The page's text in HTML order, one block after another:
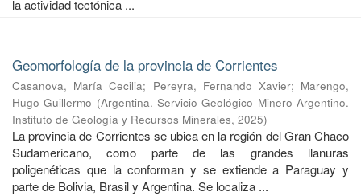
la actividad tectónica ...
Geomorfología de la provincia de Corrientes
Casanova, María Cecilia; Pereyra, Fernando Xavier; Marengo,
Hugo Guillermo (Argentina. Servicio Geológico Minero Argentino.
Instituto de Geología y Recursos Minerales, 2025)
La provincia de Corrientes se ubica en la región del Gran Chaco
Sudamericano, como parte de las grandes llanuras
poligenéticas que la conforman y se extiende a Paraguay y
parte de Bolivia, Brasil y Argentina. Se localiza ...